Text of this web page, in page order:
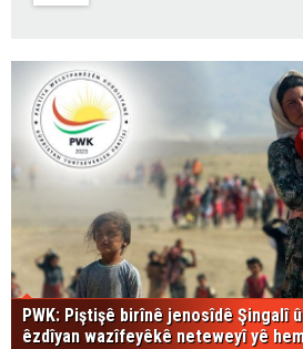
PWK: Piştişê birînê jenosîdê Şingalî
êzdîyan wazîfeyêkê neteweyî yê